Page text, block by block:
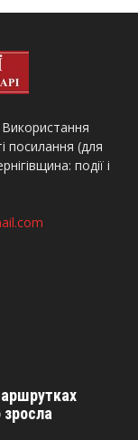
посилання (для
події і
зросла